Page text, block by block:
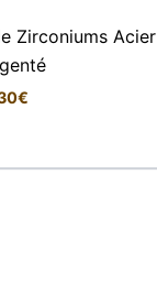
Zirconiums Acier
€